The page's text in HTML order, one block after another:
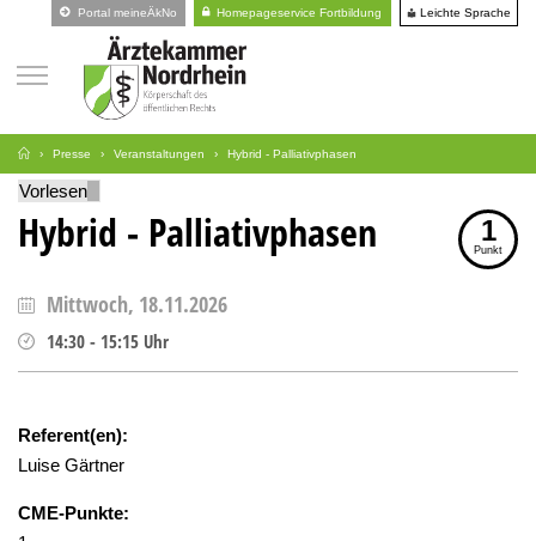
Portal meineÄkNo Homepageservice Fortbildung Leichte Sprache
Presse Veranstaltungen Hybrid - Palliativphasen
Vorlesen
Hybrid - Palliativphasen 1
Punkt
Mittwoch, 18.11.2026
14:30 - 15:15 Uhr
Referent(en):
Luise Gärtner
CME-Punkte: